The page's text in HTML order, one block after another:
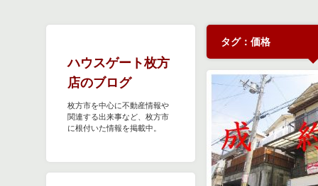
ハウスゲート枚方
店のブログ
枚方市を中心に不動産情報や
関連する出来事など、枚方市
に根付いた情報を掲載中。
タグ：価格